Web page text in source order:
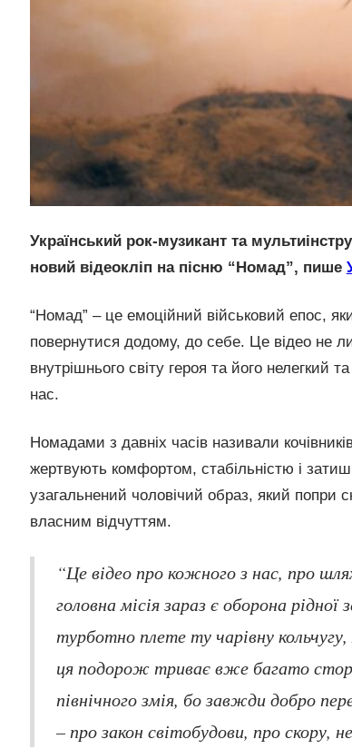
Український рок-музикант та
новий відеокліп на пісню “Номад”, пише
“Номад” – це емоційний військовий епос,
повернутися додому, до себе. Це відео не
внутрішнього світу героя та його
нас.
Номадами з давніх часів називали
жертвують комфортом, стабільністю і
узагальнений чоловічий образ, який попри
власним відчуттям.
“Це відео про кожного з нас, про
головна місія зараз є оборона
турботно плете ту чарівну
ця подорож триває вже багато
північного змія, бо завжди добро
– про закон світобудови, про скору,